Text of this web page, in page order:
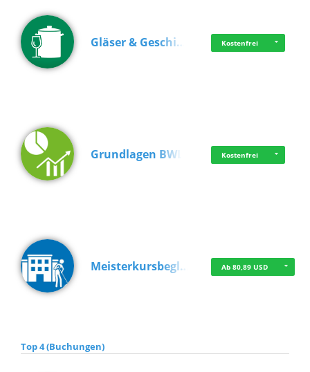
Gläser & Geschi… Kostenfrei
Grundlagen BWL Kostenfrei
Meisterkursbegl… Ab 80,89 USD
Top 4 (Buchungen)